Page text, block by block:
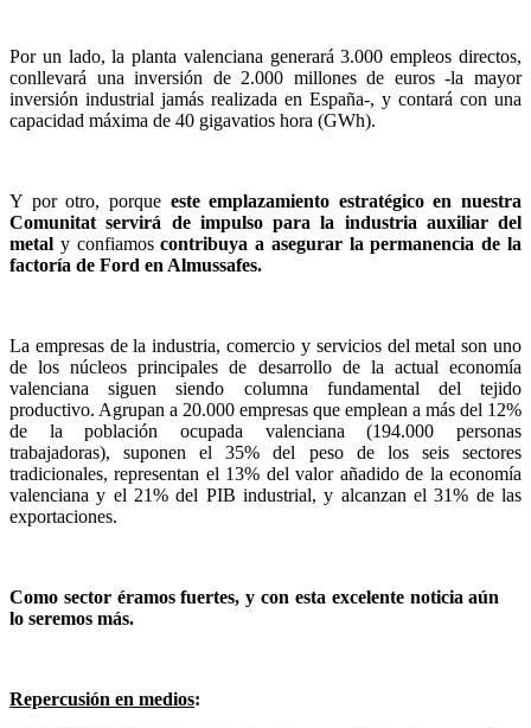
Por un lado, la planta valenciana generará 3.000 empleos directos,
conllevará una inversión de 2.000 millones de euros -la mayor
inversión industrial jamás realizada en España-, y contará con una
capacidad máxima de 40 gigavatios hora (GWh).
Y por otro, porque este emplazamiento estratégico en nuestra
Comunitat servirá de impulso para la industria auxiliar del
metal y confiamoscontribuya a asegurar la permanencia de la
factoría de Ford en Almussafes.
La empresas de la industria, comercio y servicios del metal son uno
de los núcleos principales de desarrollo de la actual economía
valenciana siguen siendo columna fundamental del tejido
productivo. Agrupan a 20.000 empresas que emplean a más del 12%
de la población ocupada valenciana (194.000 personas
trabajadoras), suponen el 35% del peso de los seis sectores
tradicionales, representan el 13% del valor añadido de la economía
valenciana y el 21% del PIB industrial, y alcanzan el 31% de las
exportaciones.
Como sector éramos fuertes, y con esta excelente noticia aún
lo seremos más.
Repercusión en medios: